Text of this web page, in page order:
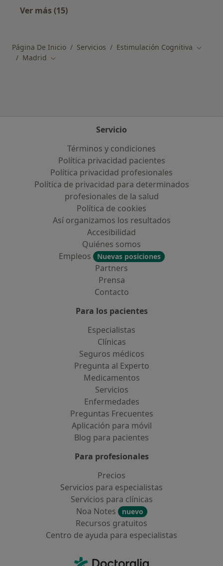
Ver más (15)
Página De Inicio Servicios Estimulación Cognitiva
Madrid Cambiar de ciudad
Servicio
Términos y condiciones
Política privacidad pacientes
Política privacidad profesionales
Política de privacidad para determinados
profesionales de la salud
Política de cookies
Así organizamos los resultados
Accesibilidad
Quiénes somos
Empleos
Nuevas posiciones
Partners
Prensa
Contacto
Para los pacientes
Especialistas
Clínicas
Seguros médicos
Pregunta al Experto
Medicamentos
Servicios
Enfermedades
Preguntas Frecuentes
Aplicación para móvil
Blog para pacientes
Para profesionales
Precios
Servicios para especialistas
Servicios para clínicas
Noa Notes
nuevo
Recursos gratuitos
Centro de ayuda para especialistas
Doctoralia - Página de inicio